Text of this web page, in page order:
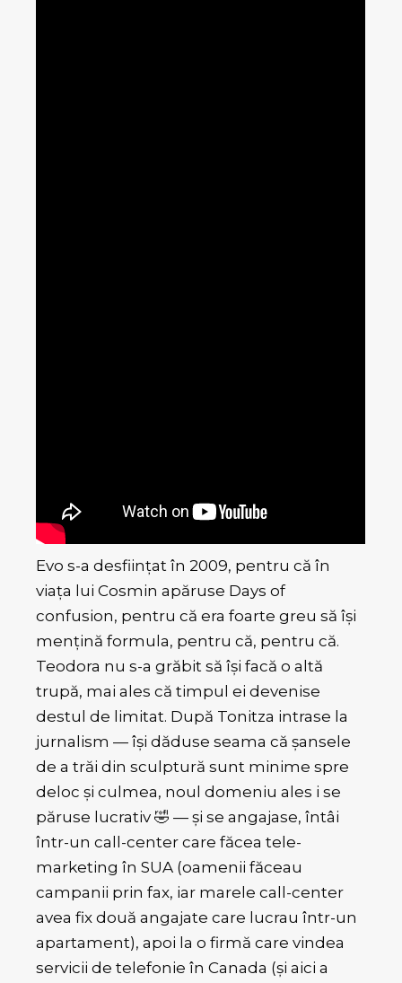
Evo s-a desființat în 2009, pentru că în
viața lui Cosmin apăruse Days of
confusion, pentru că era foarte greu să își
mențină formula, pentru că, pentru că.
Teodora nu s-a grăbit să își facă o altă
trupă, mai ales că timpul ei devenise
destul de limitat. După Tonitza intrase la
jurnalism — își dăduse seama că șansele
de a trăi din sculptură sunt minime spre
deloc și culmea, noul domeniu ales i se
păruse lucrativ 🤣 — și se angajase, întâi
într-un call-center care făcea tele-
marketing în SUA (oamenii făceau
campanii prin fax, iar marele call-center
avea fix două angajate care lucrau într-un
apartament), apoi la o firmă care vindea
servicii de telefonie în Canada (și aici a